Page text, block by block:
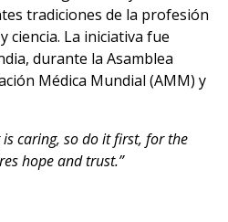
tradiciones de la profesión
ciencia. La iniciativa fue
durante la Asamblea
Médica Mundial (AMM) y
caring, so do it first, for the
hope and trust.”